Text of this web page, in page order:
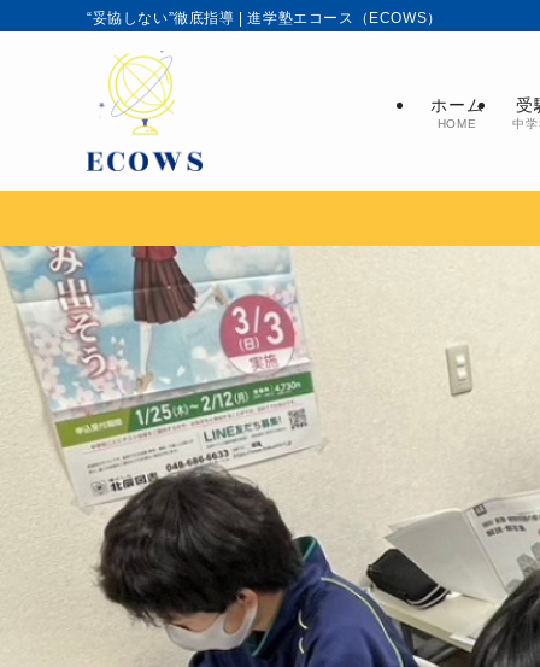
​“妥協しない”徹底指導 | 進学塾エコース（ECOWS）
ホーム
HOME
受
中